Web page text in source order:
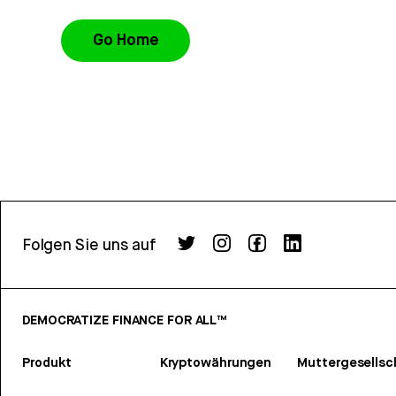
Go Home
Folgen Sie uns auf
DEMOCRATIZE FINANCE FOR ALL™
Produkt Kryptowährungen